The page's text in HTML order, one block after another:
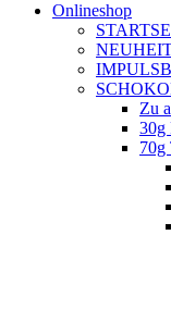
Onlineshop
Zu
30g
70g